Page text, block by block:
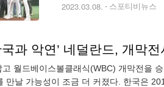
2023.03.08. 스포티비뉴스
과 악연’ 네덜란드, 개막
월드베이스볼클래식(WBC) 개막전을
만날 가능성이 조금 더 커졌다. 한국은